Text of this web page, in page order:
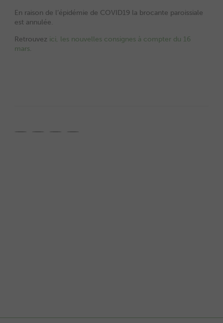
En raison de l’épidémie de COVID19 la brocante paroissiale
est annulée.
Retrouvez ici, les nouvelles consignes à compter du 16
mars.